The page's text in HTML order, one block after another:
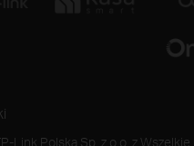
Link Polska Sp. z o.o. z Wszelkie